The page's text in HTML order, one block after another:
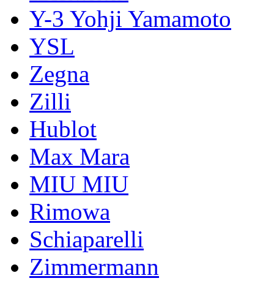
Y-3 Yohji Yamamoto
YSL
Zegna
Zilli
Hublot
Max Mara
MIU MIU
Rimowa
Schiaparelli
Zimmermann